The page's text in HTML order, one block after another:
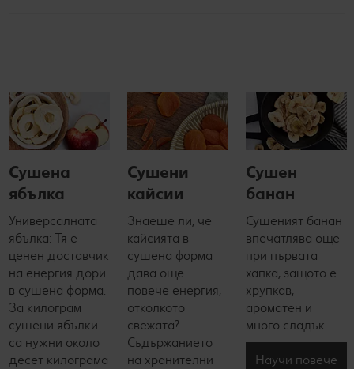
Сушена
ябълка
Универсалната
ябълка: Тя е
ценен доставчик
на енергия дори
в сушена форма.
За килограм
сушени ябълки
са нужни около
десет килограма
Сушени
кайсии
Знаеше ли, че
кайсията в
сушена форма
дава още
повече енергия,
отколкото
свежата?
Съдържанието
на хранителни
Сушен
банан
Сушеният банан
впечатлява още
при първата
хапка, защото е
хрупкав,
ароматен и
много сладък.
Научи повече